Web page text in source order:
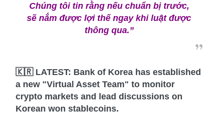
Chúng tôi tin rằng nếu chuẩn bị trước,
sẽ nắm được lợi thế ngay khi luật được
thông qua.”
🇰🇷 LATEST: Bank of Korea has established
a new "Virtual Asset Team" to monitor
crypto markets and lead discussions on
Korean won stablecoins.